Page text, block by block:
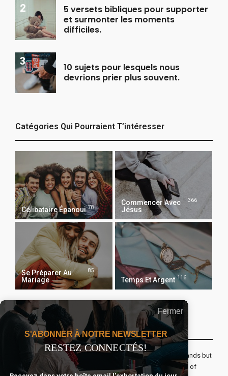
5 versets bibliques pour supporter
et surmonter les moments
difficiles.
10 sujets pour lesquels nous
devrions prier plus souvent.
Catégories Qui Pourraient T’intéresser
Célibataire Épanoui 78
Commencer Avec
Jésus
366
Se Préparer Au
Mariage
85
Temps Et Argent 116
Recevoir Notre Newsletter Chaque Matin
The real voyage of discovery consists not in seeking new lands but
seeing with new eyes. All journeys have secret destinations of
Fermer
S'ABONNER À NOTRE NEWSLETTER
RESTEZ CONNECTÉS!